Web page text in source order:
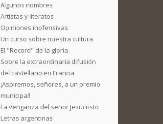
Algunos nombres
Artistas y literatos
Opiniones inofensivas
Un curso sobre nuestra cultura
El "Record" de la gloria
Sobre la extraordinaria difusión
del castellano en Francia
¡Aspiremos, señores, a un premio
municipal!
La venganza del señor Jesucristo
Letras argentinas